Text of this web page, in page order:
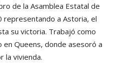
de la Asamblea Estatal de
representando a Astoria, el
su victoria. Trabajó como
en Queens, donde asesoró a
la vivienda.